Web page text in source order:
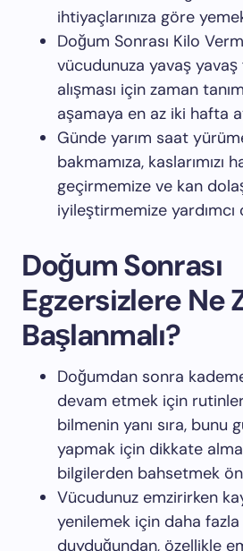
ihtiyaçlarınıza göre
Doğum Sonrası Kilo
vücudunuza yavaş
alışması için zaman
aşamaya en az iki hafta
Günde yarım saat
bakmamıza, kaslarımızı
geçirmemize ve kan
iyileştirmemize yardımcı
Doğum Sonrası
Egzersizlere Ne
Başlanmalı?
Doğumdan sonra
devam etmek için
bilmenin yanı sıra, bunu
yapmak için dikkate
bilgilerden bahsetmek
Vücudunuz emzirirken
yenilemek için daha
duyduğundan, özellikle